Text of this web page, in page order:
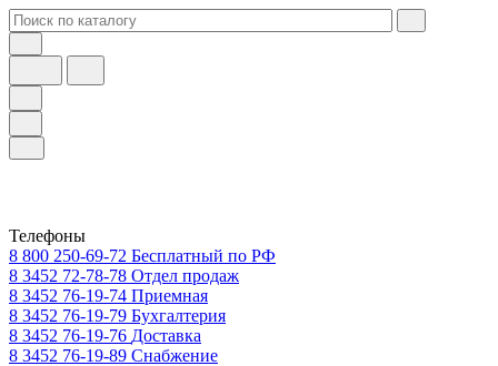
Телефоны
8 800 250-69-72 Бесплатный по РФ
8 3452 72-78-78 Отдел продаж
8 3452 76-19-74 Приемная
8 3452 76-19-79 Бухгалтерия
8 3452 76-19-76 Доставка
8 3452 76-19-89 Снабжение